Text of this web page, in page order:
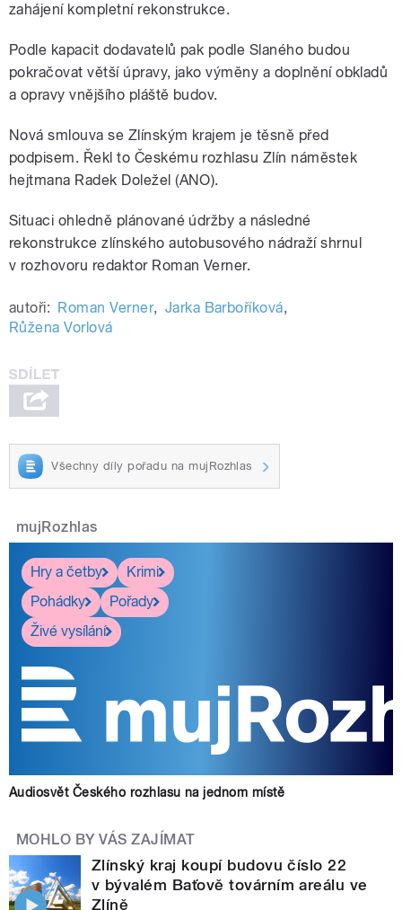
zahájení kompletní rekonstrukce.
Podle kapacit dodavatelů pak podle Slaného budou
pokračovat větší úpravy, jako výměny a doplnění obkladů
a opravy vnějšího pláště budov.
Nová smlouva se Zlínským krajem je těsně před
podpisem. Řekl to Českému rozhlasu Zlín náměstek
hejtmana Radek Doležel (ANO).
Situaci ohledně plánované údržby a následné
rekonstrukce zlínského autobusového nádraží shrnul
v rozhovoru redaktor Roman Verner.
autoři: Roman Verner, Jarka Barboříková,
Růžena Vorlová
Všechny díly pořadu na mujRozhlas
mujRozhlas
Hry a četby
Krimi
Pohádky
Pořady
Živé vysílání
Audiosvět Českého rozhlasu na jednom místě
MOHLO BY VÁS ZAJÍMAT
Zlínský kraj koupí budovu číslo 22
v bývalém Baťově továrním areálu ve
Zlíně